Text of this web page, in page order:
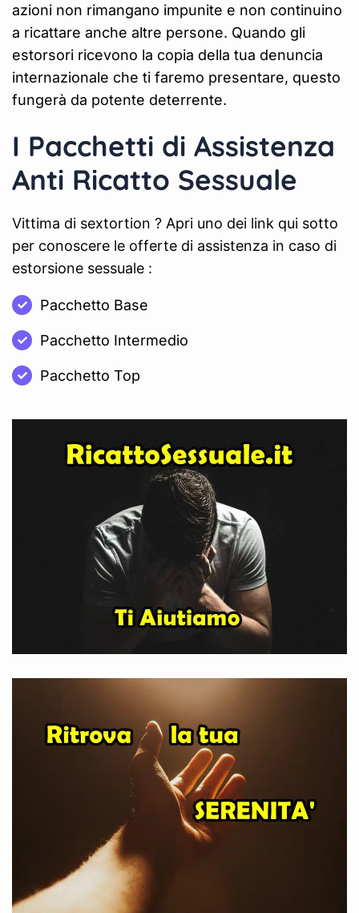
azioni non rimangano impunite e non continuino
a ricattare anche altre persone. Quando gli
estorsori ricevono la copia della tua denuncia
internazionale che ti faremo presentare, questo
fungerà da potente deterrente.
I Pacchetti di Assistenza
Anti Ricatto Sessuale
Vittima di sextortion ? Apri uno dei link qui sotto
per conoscere le offerte di assistenza in caso di
estorsione sessuale :
Pacchetto Base
Pacchetto Intermedio
Pacchetto Top